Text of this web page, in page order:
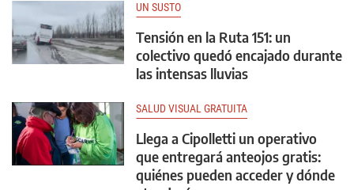
UN SUSTO
Tensión en la Ruta 151: un
colectivo quedó encajado durante
las intensas lluvias
SALUD VISUAL GRATUITA
Llega a Cipolletti un operativo
que entregará anteojos gratis:
quiénes pueden acceder y dónde